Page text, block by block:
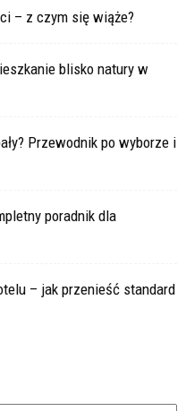
– z czym się wiąże?
blisko natury w
Przewodnik po wyborze i
poradnik dla
– jak przenieść standard